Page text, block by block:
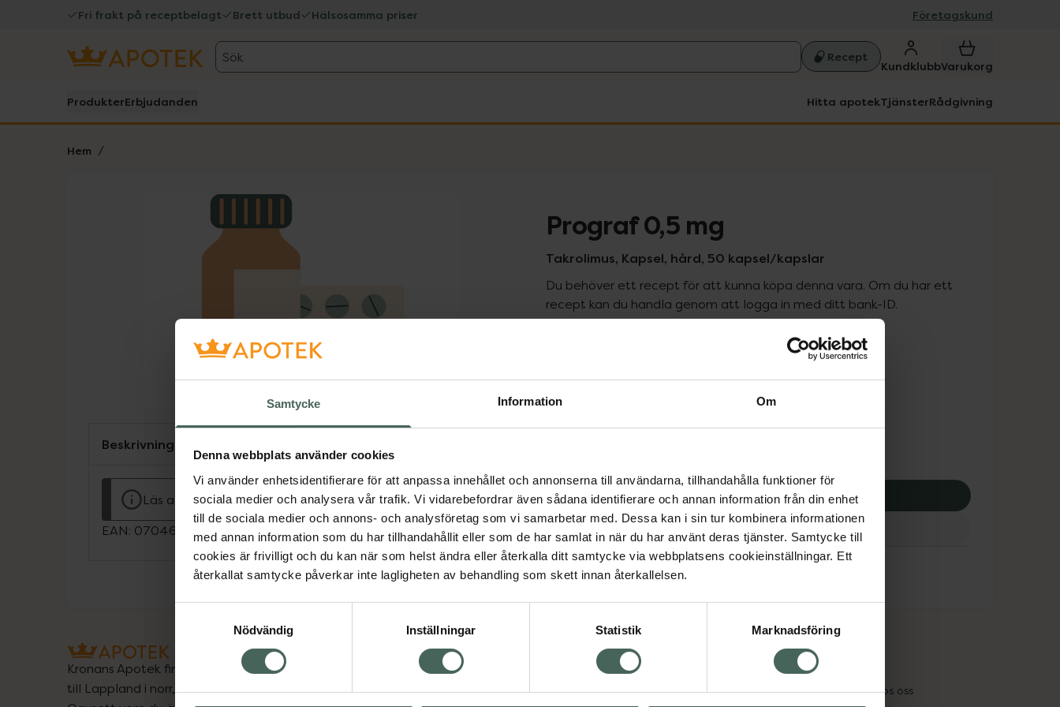
Samtycke Information Om
Denna webbplats använder cookies
Vi använder enhetsidentifierare för att anpassa innehållet och annonserna till användarna, tillhandahålla funktioner för
sociala medier och analysera vår trafik. Vi vidarebefordrar även sådana identifierare och annan information från din enhet
till de sociala medier och annons- och analysföretag som vi samarbetar med. Dessa kan i sin tur kombinera informationen
med annan information som du har tillhandahållit eller som de har samlat in när du har använt deras tjänster. Samtycke till
cookies är frivilligt och du kan när som helst ändra eller återkalla ditt samtycke via webbplatsens cookieinställningar. Ett
återkallat samtycke påverkar inte lagligheten av behandling som skett innan återkallelsen.
Nödvändig
Inställningar Statistik Marknadsföring
Fri frakt på receptbelagt Brett utbud Hälsosamma priser Företagskund
Sök Recept
KundklubbVarukorg
ProdukterErbjudanden Hitta apotekTjänsterRådgivning
Hem
Lista: . Innehåller 1 objekt. Prograf 0,5 mg
Takrolimus, Kapsel, hård, 50 kapsel/kapslar
Du behöver ett recept för att kunna köpa denna vara. Om du har ett
recept kan du handla genom att logga in med ditt bank-ID.
Pris med recept
863,63 kr
Köp via ditt recept
Aktuella erbjudanden
Beskrivning
Läs alltid bipacksedeln innan användning.
EAN: 07046261184519
Kronans Apotek finns här för dig. Du hittar oss från Skåne i syd
till Lappland i norr, och online i mobilen och på datorn.
Vanliga frågor
Om recept och läkemedel
Högkostnadsskyddet
Jobba hos oss